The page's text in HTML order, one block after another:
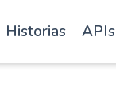
Historias APIs